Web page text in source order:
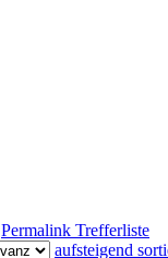
Permalink Trefferliste
aufsteigend